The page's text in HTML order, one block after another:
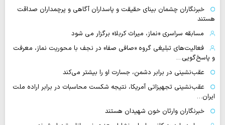
خبرنگاران چشمان بینای حقیقت و پاسداران آگاهی و پرچمداران صداقت
هستند
مسابقه سراسری «نماز، میراث کربلا» برگزار می شود
فعالیت‌های تبلیغی گروه «صافی صفا» در نجف با محوریت نماز، معرفت
و پاسخ‌گویی…
عقب‌نشینی در برابر دشمن، جسارت او را بیشتر می‌کند
عقب‌نشینی تجهیزاتی آمریکا، نتیجه شکست محاسبات در برابر اراده ملت
ایران…
خبرنگاران وارثان خون شهیدان هستند